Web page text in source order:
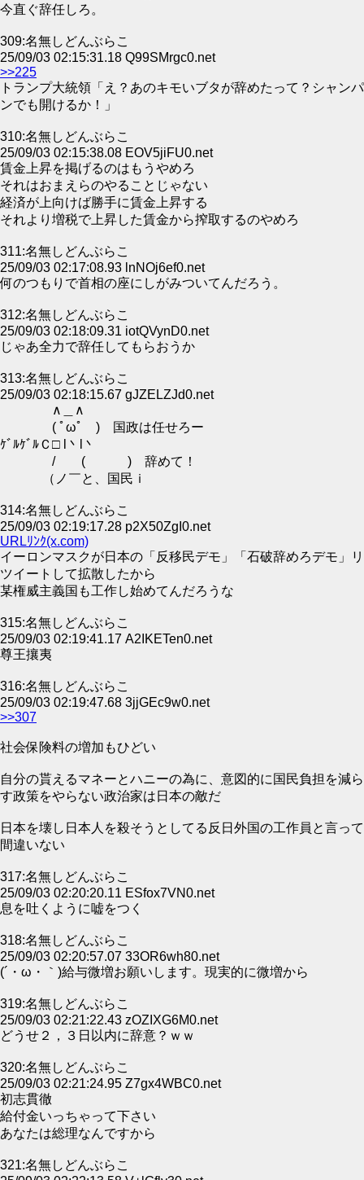
今直ぐ辞任しろ。
309:名無しどんぶらこ
25/09/03 02:15:31.18 Q99SMrgc0.net
>>225
トランプ大統領「え？あのキモいブタが辞めたって？シャンパ
ンでも開けるか！」
310:名無しどんぶらこ
25/09/03 02:15:38.08 EOV5jiFU0.net
賃金上昇を掲げるのはもうやめろ
それはおまえらのやることじゃない
経済が上向けば勝手に賃金上昇する
それより増税で上昇した賃金から搾取するのやめろ
311:名無しどんぶらこ
25/09/03 02:17:08.93 lnNOj6ef0.net
何のつもりで首相の座にしがみついてんだろう。
312:名無しどんぶらこ
25/09/03 02:18:09.31 iotQVynD0.net
じゃあ全力で辞任してもらおうか
313:名無しどんぶらこ
25/09/03 02:18:15.67 gJZELZJd0.net
∧＿∧
( ﾟωﾟ ) 国政は任せろー
ｹﾞﾙｹﾞﾙＣ□ l丶l丶
/ ( ) 辞めて！
（ノ￣と、国民ｉ
314:名無しどんぶらこ
25/09/03 02:19:17.28 p2X50ZgI0.net
URLﾘﾝｸ(x.com)
イーロンマスクが日本の「反移民デモ」「石破辞めろデモ」リ
ツイートして拡散したから
某権威主義国も工作し始めてんだろうな
315:名無しどんぶらこ
25/09/03 02:19:41.17 A2IKETen0.net
尊王攘夷
316:名無しどんぶらこ
25/09/03 02:19:47.68 3jjGEc9w0.net
>>307
社会保険料の増加もひどい
自分の貰えるマネーとハニーの為に、意図的に国民負担を減ら
す政策をやらない政治家は日本の敵だ
日本を壊し日本人を殺そうとしてる反日外国の工作員と言って
間違いない
317:名無しどんぶらこ
25/09/03 02:20:20.11 ESfox7VN0.net
息を吐くように嘘をつく
318:名無しどんぶらこ
25/09/03 02:20:57.07 33OR6wh80.net
(´・ω・｀)給与微増お願いします。現実的に微増から
319:名無しどんぶらこ
25/09/03 02:21:22.43 zOZIXG6M0.net
どうせ２，３日以内に辞意？ｗｗ
320:名無しどんぶらこ
25/09/03 02:21:24.95 Z7gx4WBC0.net
初志貫徹
給付金いっちゃって下さい
あなたは総理なんですから
321:名無しどんぶらこ